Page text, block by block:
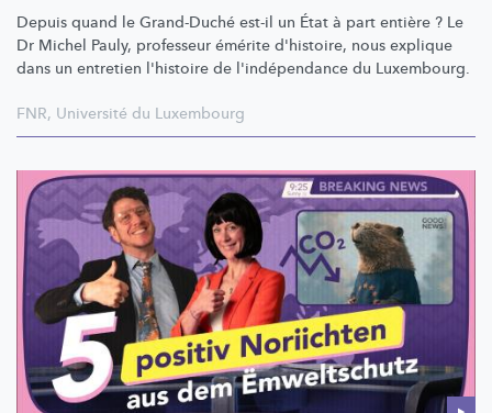
Depuis quand le Grand-Duché est-il un État à part entière ? Le
Dr Michel Pauly, professeur émérite d'histoire, nous explique
dans un entretien l'histoire de l'indépendance du Luxembourg.
FNR, Université du Luxembourg